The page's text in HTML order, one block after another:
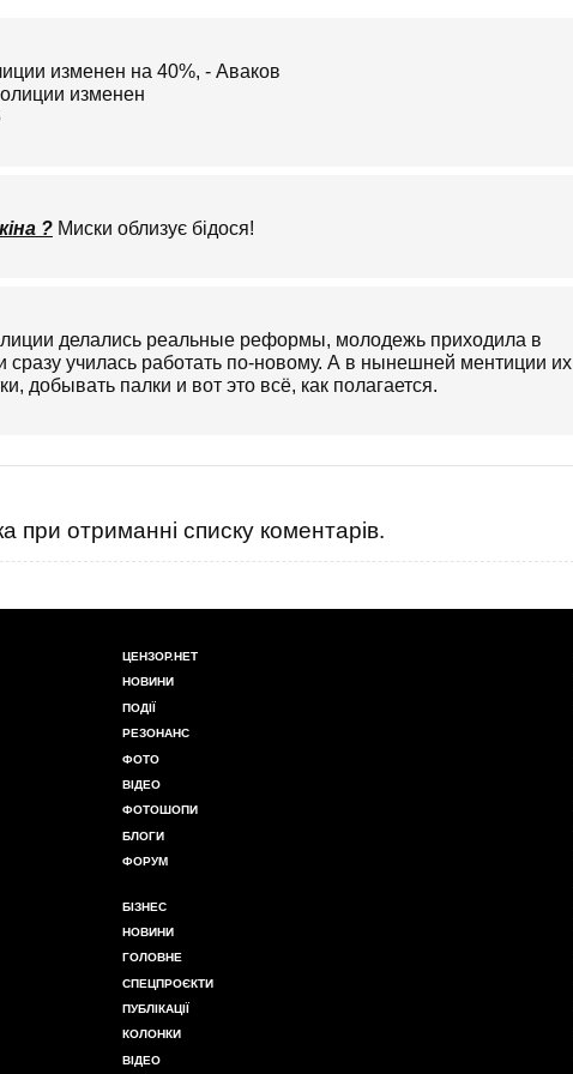
изменен на 40%, - Аваков
? Миски облизує бідося!
делались реальные реформы, молодежь приходила в
училась работать по-новому. А в нынешней ментиции их
добывать палки и вот это всё, как полагается.
при отриманні списку коментарів.
ЦЕНЗОР.НЕТ
НОВИНИ
ПОДІЇ
РЕЗОНАНС
ФОТО
ВІДЕО
ФОТОШОПИ
БЛОГИ
ФОРУМ
БІЗНЕС
НОВИНИ
ГОЛОВНЕ
СПЕЦПРОЄКТИ
ПУБЛІКАЦІЇ
КОЛОНКИ
ВІДЕО